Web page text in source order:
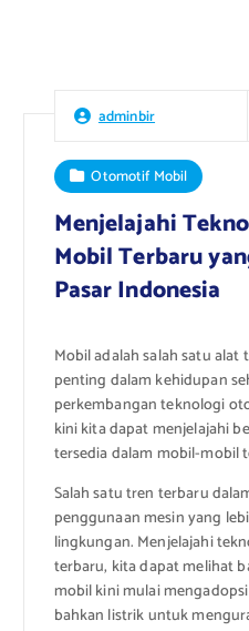
adminbir
Otomotif Mobil
Menjelajahi
Mobil Terbaru
Pasar Indonesia
Mobil adalah salah satu
penting dalam kehidupan
perkembangan teknologi
kini kita dapat menjelajahi
tersedia dalam mobil-mobil
Salah satu tren terbaru
penggunaan mesin yang
lingkungan. Menjelajahi
terbaru, kita dapat melihat
mobil kini mulai
bahkan listrik untuk